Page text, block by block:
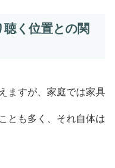
く位置との関
ますが、家庭では家具
とも多く、それ自体は